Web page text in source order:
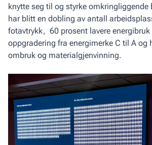
knytte seg til og styrke omkringliggende
har blitt en dobling av antall
fotavtrykk, 60 prosent lavere energibruk
oppgradering fra energimerke C til A og
ombruk og materialgjenvinning.